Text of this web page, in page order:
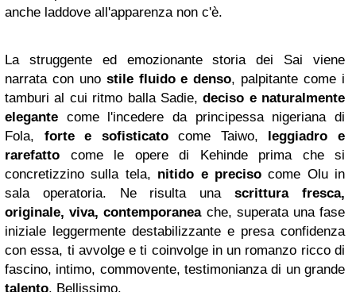
anche laddove all'apparenza non c'è.
La struggente ed emozionante storia dei Sai viene
narrata con uno stile fluido e denso, palpitante come i
tamburi al cui ritmo balla Sadie,deciso e naturalmente
elegante come l'incedere da principessa nigeriana di
Fola, forte e sofisticatocome Taiwo, leggiadro e
rarefatto come le opere di Kehinde prima che si
concretizzino sulla tela, nitido e precisocome Olu in
sala operatoria. Ne risulta unascrittura fresca,
originale, viva, contemporanea che, superata una fase
iniziale leggermente destabilizzante e presa confidenza
con essa, ti avvolge e ti coinvolge in un romanzo ricco di
fascino, intimo, commovente, testimonianza di un grande
talento. Bellissimo.